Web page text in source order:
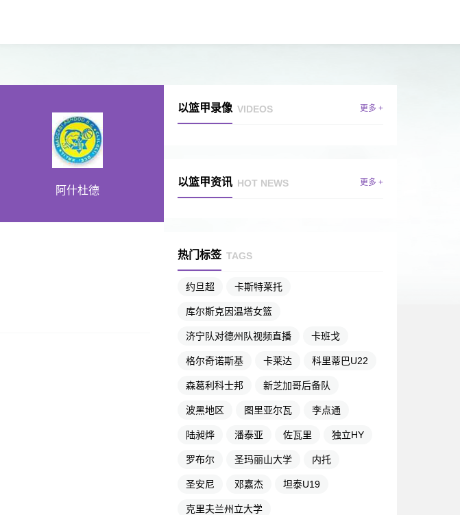
阿什杜德
以篮甲录像 VIDEOS 更多 +
以篮甲资讯 HOT NEWS 更多 +
热门标签 TAGS
约旦超 卡斯特莱托
库尔斯克因温塔女篮
济宁队对德州队视频直播 卡班戈
格尔奇诺斯基 卡莱达 科里蒂巴U22
森葛利科士邦 新芝加哥后备队
波黑地区 图里亚尔瓦 李点通
陆昶烨 潘泰亚 佐瓦里 独立HY
罗布尔 圣玛丽山大学 内托
圣安尼 邓嘉杰 坦泰U19
克里夫兰州立大学